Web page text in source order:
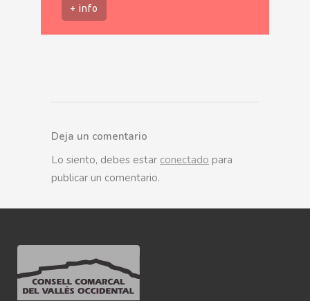
+ info
Deja un comentario
Lo siento, debes estar conectado para
publicar un comentario.